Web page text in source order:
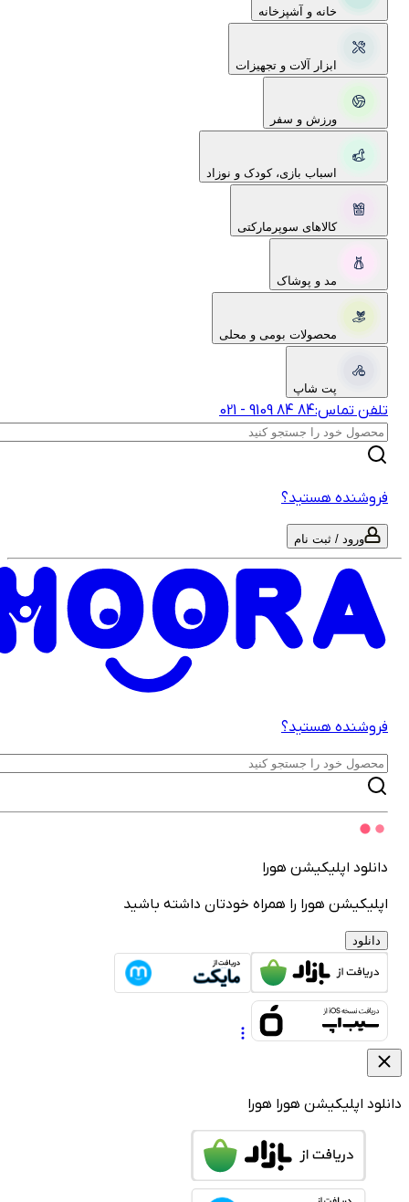
خانه و آشپزخانه
ابزار آلات و تجهیزات
ورزش و سفر
اسباب بازی، کودک و نوزاد
کالاهای سوپرمارکتی
مد و پوشاک
محصولات بومی و محلی
پت شاپ
تماس: 021-‎9109‎ ‎84‎ ‎84‎
هستید؟
ورود / ثبت نام
هستید؟
اپلیکیشن هورا
هورا را همراه خودتان داشته باشید
دانلود
اپلیکیشن هوراهورا